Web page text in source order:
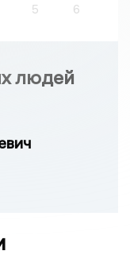
5 6
людей